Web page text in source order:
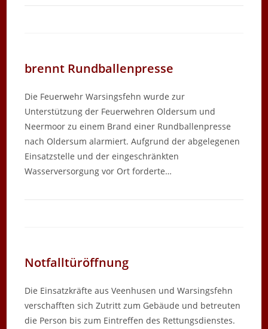
brennt Rundballenpresse
Die Feuerwehr Warsingsfehn wurde zur
Unterstützung der Feuerwehren Oldersum und
Neermoor zu einem Brand einer Rundballenpresse
nach Oldersum alarmiert. Aufgrund der abgelegenen
Einsatzstelle und der eingeschränkten
Wasserversorgung vor Ort forderte…
Notfalltüröffnung
Die Einsatzkräfte aus Veenhusen und Warsingsfehn
verschafften sich Zutritt zum Gebäude und betreuten
die Person bis zum Eintreffen des Rettungsdienstes.